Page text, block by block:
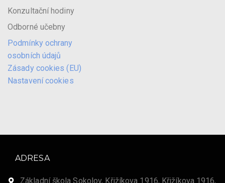
Konzultační hodiny
Odborné učebny
Podmínky ochrany
osobních údajů
Zásady cookies (EU)
Nastavení cookies
ADRESA
Základní škola Sokolov, Křižíkova 1916, Křižíkova 1916,